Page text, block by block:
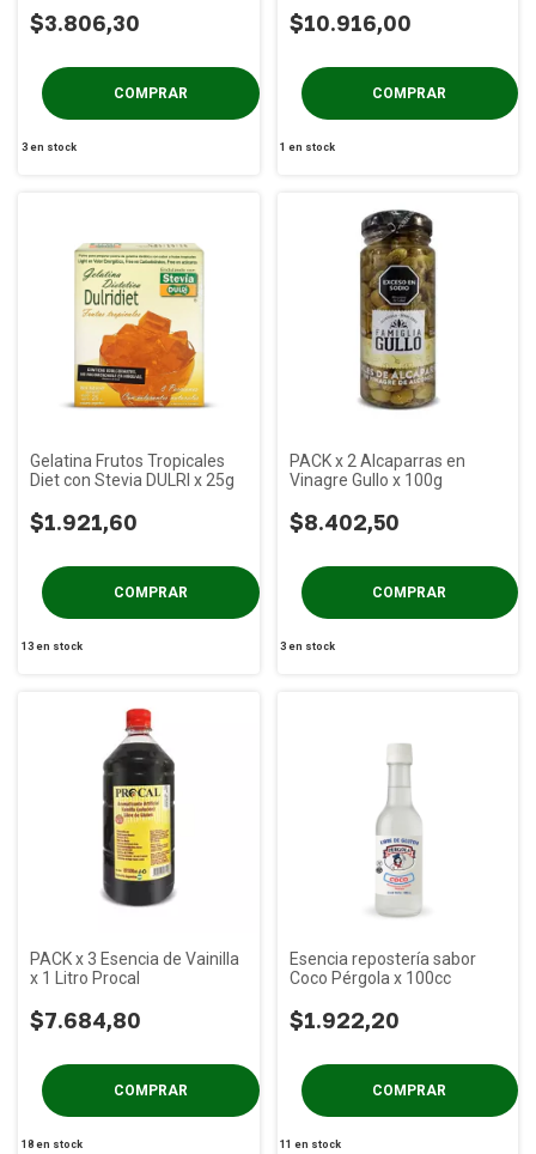
$3.806,30
3en stock
$10.916,00
1 en stock
Gelatina Frutos Tropicales
Diet con Stevia DULRI x 25g
$1.921,60
13en stock
PACK x 2 Alcaparras en
Vinagre Gullo x 100g
$8.402,50
3 en stock
PACK x 3 Esencia de Vainilla
x 1 Litro Procal
$7.684,80
18en stock
Esencia repostería sabor
Coco Pérgola x 100cc
$1.922,20
11 en stock